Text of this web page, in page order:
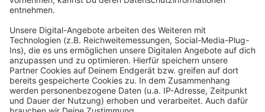
darüber, dass ein umfassendes Verkehrskonzept für
die gesamte Königsallee überfällig sei.
Anzeige